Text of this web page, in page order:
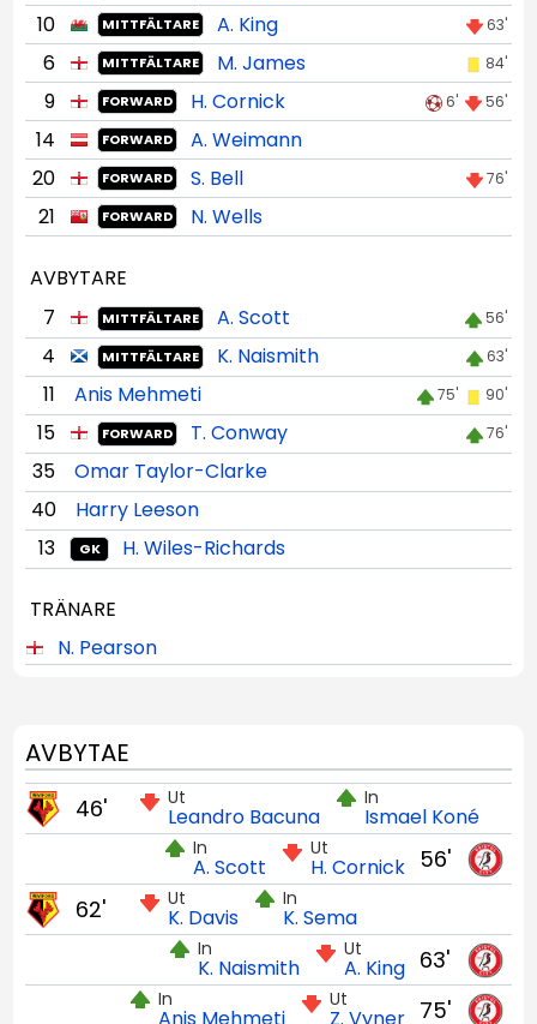
10
MITTFÄLTARE A. King 63'
6 MITTFÄLTARE M. James 84'
9 FORWARD H. Cornick 6' 56'
14 FORWARD
A. Weimann
20
FORWARD S. Bell 76'
21 FORWARD N. Wells
AVBYTARE
7
MITTFÄLTARE A. Scott 56'
4 MITTFÄLTARE K. Naismith 63'
11 Anis Mehmeti 75' 90'
15 FORWARD T. Conway 76'
35
Omar Taylor-Clarke
40
Harry Leeson
13
GK H. Wiles-Richards
TRÄNARE
N. Pearson
AVBYTAE
Ut
Leandro Bacuna
In
Ismael Koné
46'
56'
Ut
H. Cornick
In
A. Scott
Ut
K. Davis
In
K. Sema
62'
63'
Ut
A. King
In
K. Naismith
75'
Ut
Z. Vyner
In
Anis Mehmeti